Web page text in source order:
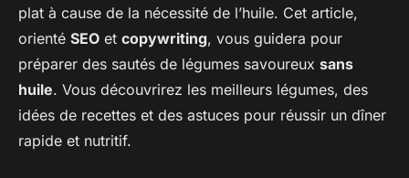
plat à cause de la nécessité de l’huile. Cet article,
orienté SEO et copywriting, vous guidera pour
préparer des sautés de légumes savoureux sans
huile. Vous découvrirez les meilleurs légumes, des
idées de recettes et des astuces pour réussir un dîner
rapide et nutritif.